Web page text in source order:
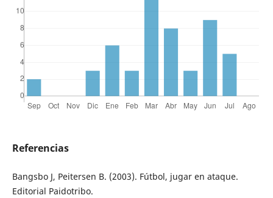
Referencias
Bangsbo J, Peitersen B. (2003). Fútbol, jugar en ataque.
Editorial Paidotribo.